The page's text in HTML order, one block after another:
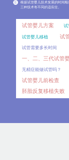
2026-08
2026-08
人工授
06
2026-08
内膜调理
注
根据试管婴儿技术发展的时间顺
三种技术有不同的适应症。
试管婴儿方案 试
试管婴儿移植 试
试管需要多长时间
一、二、三代试管
无精症能做试管吗？
试管婴儿前检查
胚胎反复移植失败